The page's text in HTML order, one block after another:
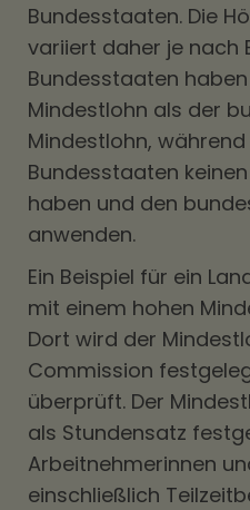
Bundesstaaten. Die
variiert daher je nach
Bundesstaaten
Mindestlohn als der
Mindestlohn,
Bundesstaaten
haben und den
anwenden.
Ein Beispiel für ein
mit einem hohen
Dort wird der
Commission
überprüft. Der
als Stundensatz
Arbeitnehmerinnen
einschließlich